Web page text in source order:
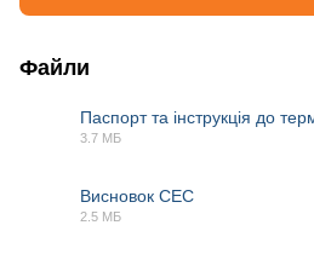
Файли
Паспорт та інструкція до
3.7 МБ
Висновок СЕС
2.5 МБ